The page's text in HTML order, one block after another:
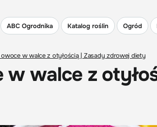
ABC Ogrodnika Katalog roślin Ogród
w walce z otyłością | Zasady zdrowej diety
walce z